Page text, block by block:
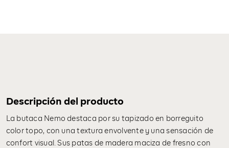
Descripción del producto
La butaca Nemo destaca por su tapizado en borreguito
color topo, con una textura envolvente y una sensación de
confort visual. Sus patas de madera maciza de fresno con